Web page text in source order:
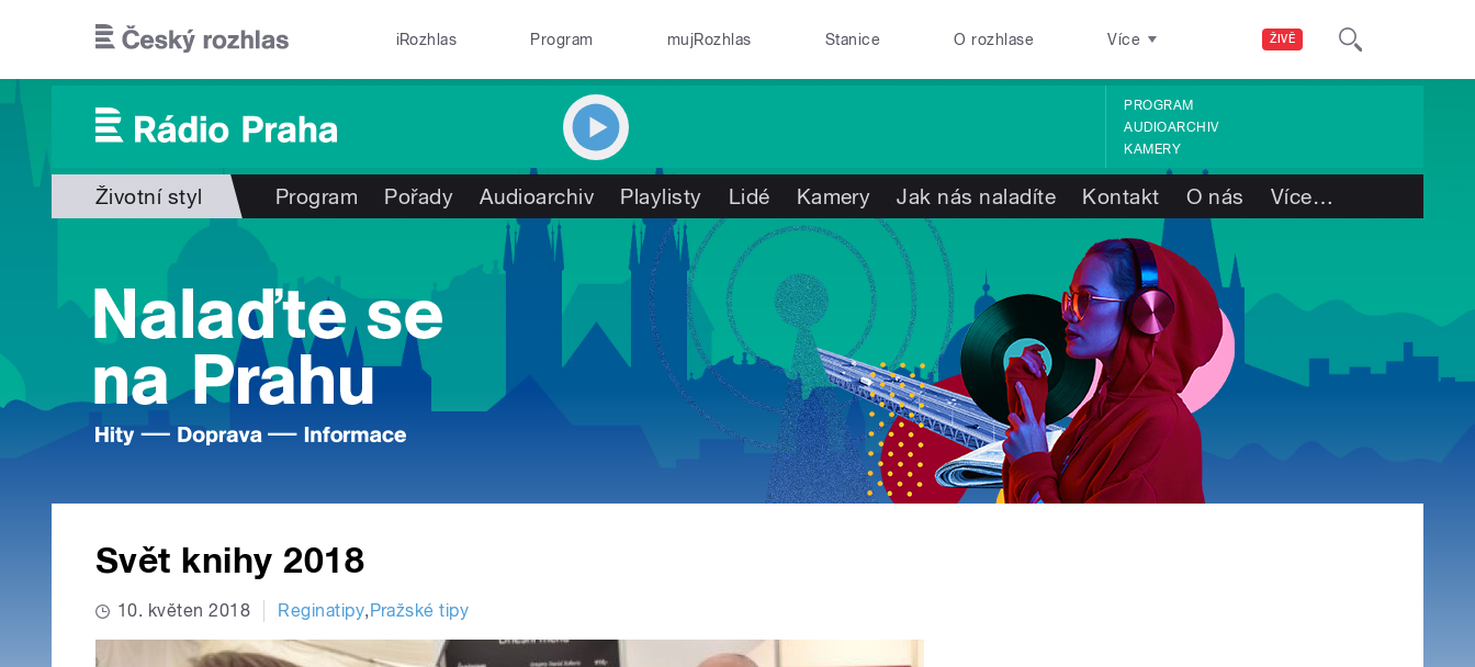
ŽIVĚ
iRozhlas Program mujRozhlas Stanice O rozhlase Více
PROGRAM
AUDIOARCHIV
KAMERY
Životní styl Program Pořady Audioarchiv Playlisty Lidé Kamery Jak nás naladíte Kontakt O nás Více…
Svět knihy 2018
10. květen 2018 Reginatipy,Pražské tipy